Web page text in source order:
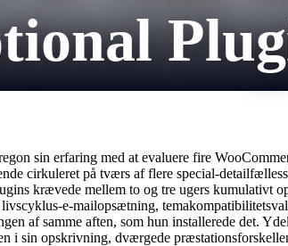
sin erfaring med at evaluere fire
cirkuleret på tværs af flere special-
krævede mellem to og tre ugers kumulativt
e-mailopsætning,
af ​​samme aften, som hun installerede det.
sin opskrivning, dværgede